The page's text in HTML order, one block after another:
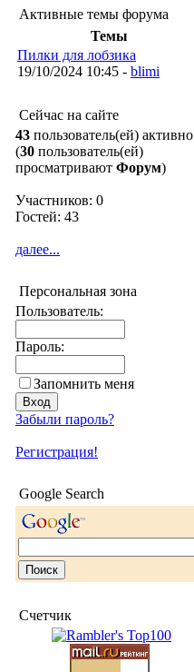
Активные темы форума
Темы
Пилки для лобзика
19/10/2024 10:45 - blimi
Сейчас на сайте
43 пользователь(ей) активно
(30 пользователь(ей)
просматривают Форум)
Участников: 0
Гостей: 43
далее...
Персональная зона
Пользователь:
Пароль:
Запомнить меня
Забыли пароль?
Регистрация!
Google Search
Счетчик